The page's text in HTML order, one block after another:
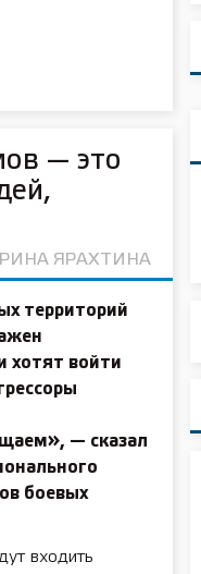
— это
ЯРАХТИНА
территорий
хотят войти
— сказал
боевых
входить
№2